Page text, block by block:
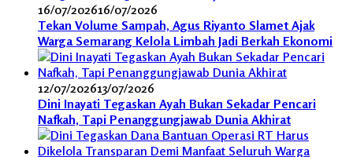
16/07/202616/07/2026
Tekan Volume Sampah, Agus Riyanto Slamet Ajak
Warga Semarang Kelola Limbah Jadi Berkah Ekonomi
12/07/202613/07/2026
Dini Inayati Tegaskan Ayah Bukan Sekadar Pencari
Nafkah, Tapi Penanggungjawab Dunia Akhirat